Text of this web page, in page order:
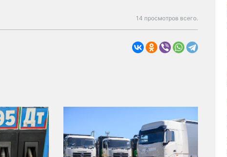
14 просмотров всего.